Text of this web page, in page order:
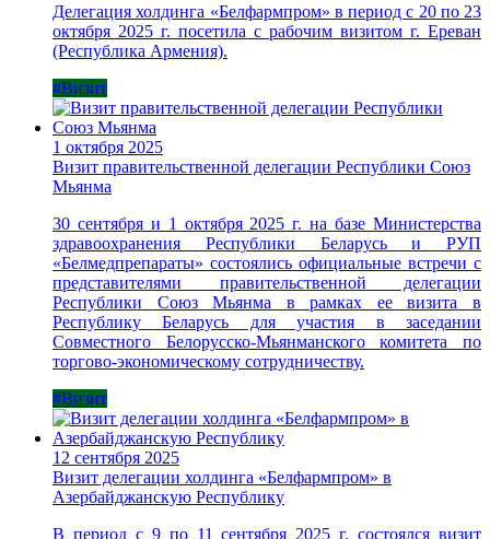
Делегация холдинга «Белфармпром» в период с 20 по 23
октября 2025 г. посетила с рабочим визитом г. Ереван
(Республика Армения).
#Визит
1 октября 2025
Визит правительственной делегации Республики Союз
Мьянма
30 сентября и 1 октября 2025 г. на базе Министерства
здравоохранения Республики Беларусь и РУП
«Белмедпрепараты» состоялись официальные встречи с
представителями правительственной делегации
Республики Союз Мьянма в рамках ее визита в
Республику Беларусь для участия в заседании
Совместного Белорусско-Мьянманского комитета по
торгово-экономическому сотрудничеству.
#Визит
12 сентября 2025
Визит делегации холдинга «Белфармпром» в
Азербайджанскую Республику
В период с 9 по 11 сентября 2025 г. состоялся визит